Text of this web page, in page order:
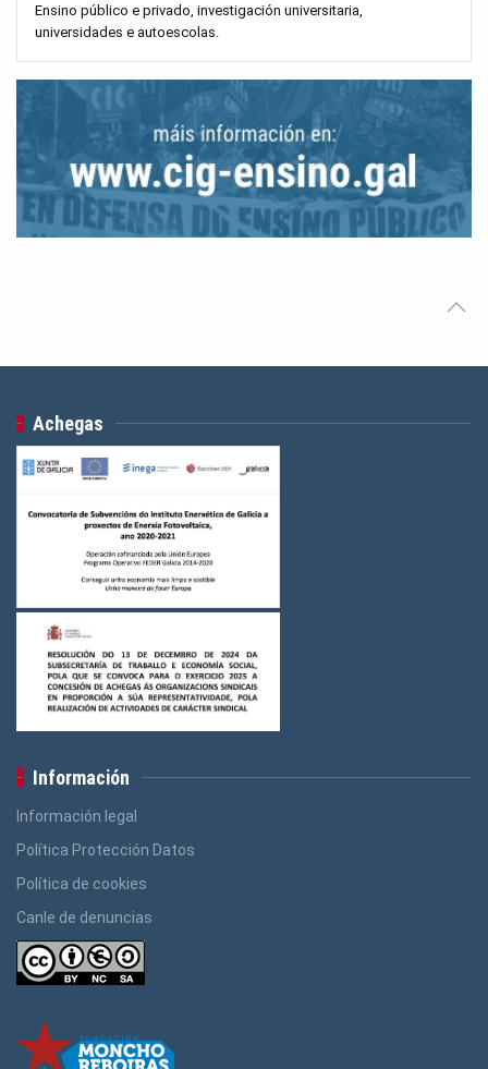
Ensino público e privado, investigación universitaria,
universidades e autoescolas.
Achegas
Información
Información legal
Política Protección Datos
Política de cookies
Canle de denuncias